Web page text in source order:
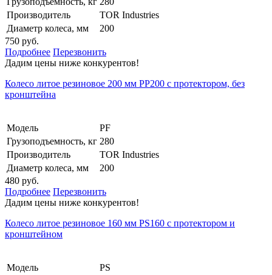
Производитель
TOR Industries
Диаметр колеса, мм
200
750 руб.
Подробнее Перезвонить
Дадим цены ниже конкурентов!
Колесо литое резиновое 200 мм PP200 с протектором, без
кронштейна
Модель
PF
Грузоподъемность, кг 280
Производитель
TOR Industries
Диаметр колеса, мм
200
480 руб.
Подробнее Перезвонить
Дадим цены ниже конкурентов!
Колесо литое резиновое 160 мм PS160 с протектором и
кронштейном
Модель
PS